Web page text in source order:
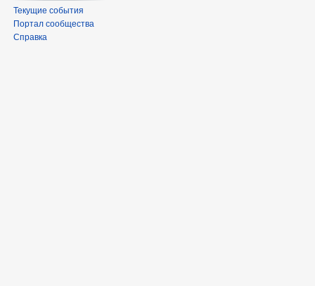
Текущие события
Портал сообщества
Справка